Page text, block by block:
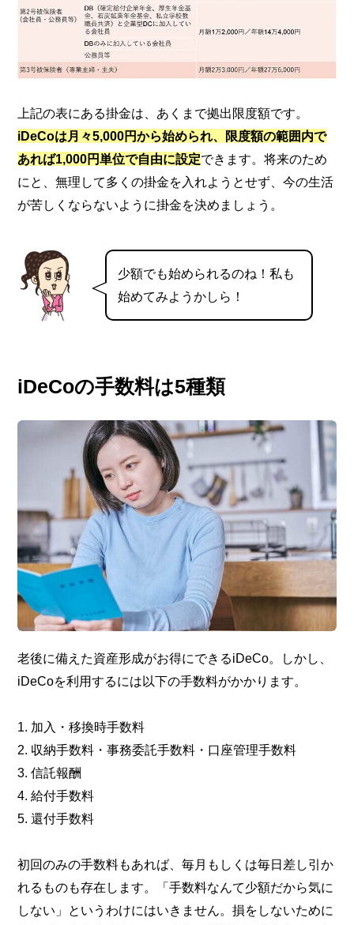
上記の表にある掛金は、あくまで拠出限度額です。
iDeCoは月々5,000円から始められ、限度額の範囲内で
あれば1,000円単位で自由に設定できます。将来のため
にと、無理して多くの掛金を入れようとせず、今の生活
が苦しくならないように掛金を決めましょう。
少額でも始められるのね！私も
始めてみようかしら！
iDeCoの手数料は5種類
老後に備えた資産形成がお得にできるiDeCo。しかし、
iDeCoを利用するには以下の手数料がかかります。
1. 加入・移換時手数料
2. 収納手数料・事務委託手数料・口座管理手数料
3. 信託報酬
4. 給付手数料
5. 還付手数料
初回のみの手数料もあれば、毎月もしくは毎日差し引か
れるものも存在します。「手数料なんて少額だから気に
しない」というわけにはいきません。損をしないために